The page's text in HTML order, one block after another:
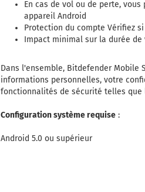
En cas de vol ou de perte,
appareil Android
Protection du compte Vérifiez
Impact minimal sur la durée
Dans l'ensemble, Bitdefender Mobile
informations personnelles, votre
fonctionnalités de sécurité telles
Configuration système requise :
Android 5.0 ou supérieur